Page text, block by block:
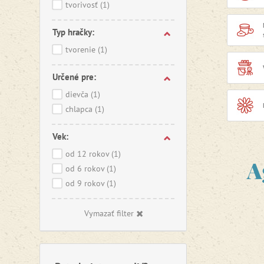
tvorivosť (1)
Typ hračky:
tvorenie (1)
Určené pre:
dievča (1)
chlapca (1)
Vek:
od 12 rokov (1)
od 6 rokov (1)
od 9 rokov (1)
Vymazať filter
Agátin
do
vyberie